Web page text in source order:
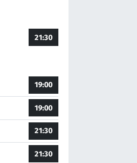
21:30
19:00
19:00
21:30
21:30